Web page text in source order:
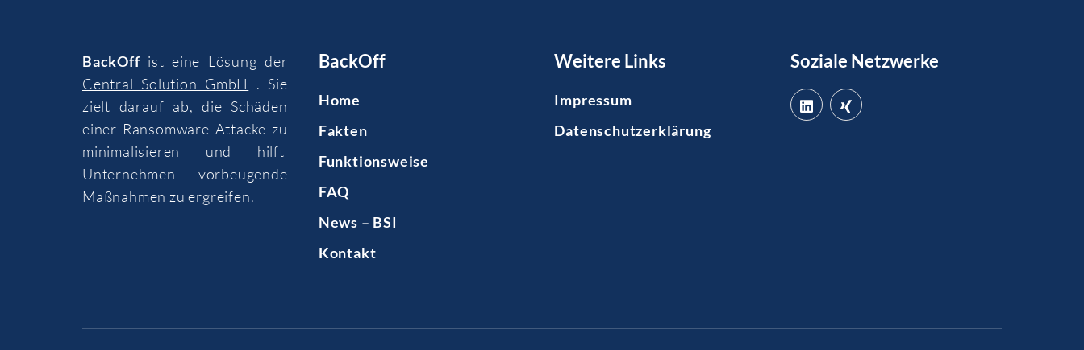
BackOffist eine Lösung der
Central Solution GmbH
. Sie
zielt darauf ab, die Schäden
einer Ransomware-Attacke zu
minimalisieren und hilft
Unternehmen vorbeugende
Maßnahmen zu ergreifen.
BackOff
Home
Fakten
Funktionsweise
FAQ
News – BSI
Kontakt
Weitere Links
Impressum
Datenschutzerklärung
Soziale Netzwerke